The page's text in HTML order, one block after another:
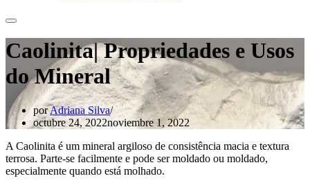
Caolinita| Propriedades e Usos
do Mineral
porAdriana Silva
octubre 24, 2022noviembre 1, 2022
A Caolinita é um mineral argiloso de consistência macia e textura
terrosa. Parte-se facilmente e pode ser moldado ou moldado,
especialmente quando está molhado.